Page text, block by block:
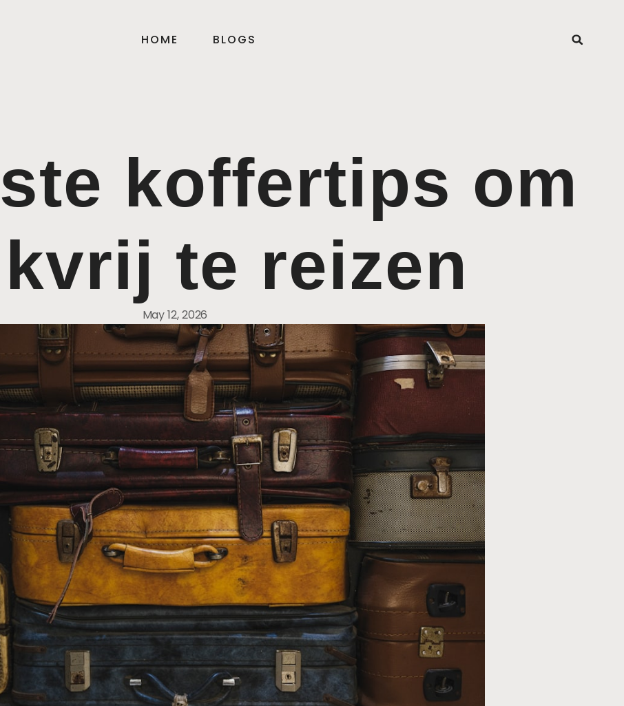
HOME BLOGS
koffertips om
te reizen
May 12, 2026